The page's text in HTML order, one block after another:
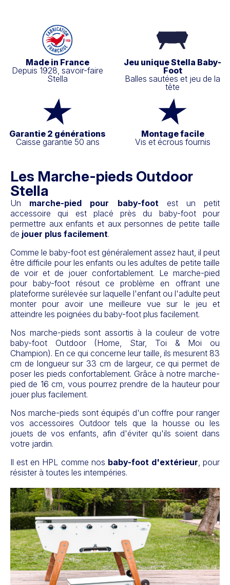
Made in France
Depuis 1928, savoir-faire
Stella
Jeu unique Stella Baby-
Foot
Balles sautées et jeu de la
tête
Garantie 2 générations
Caisse garantie 50 ans
Montage facile
Vis et écrous fournis
Les Marche-pieds Outdoor
Stella
Un marche-pied pour baby-footest un petit
accessoire qui est placé près du baby-foot pour
permettre aux enfants et aux personnes de petite taille
de jouer plus facilement.
Comme le baby-foot est généralement assez haut, il peut
être difficile pour les enfants ou les adultes de petite taille
de voir et de jouer confortablement. Le marche-pied
pour baby-foot résout ce problème en offrant une
plateforme surélevée sur laquelle l'enfant ou l'adulte peut
monter pour avoir une meilleure vue sur le jeu et
atteindre les poignées du baby-foot plus facilement.
Nos marche-pieds sont assortis à la couleur de votre
baby-foot Outdoor (Home, Star, Toi & Moi ou
Champion). En ce qui concerne leur taille, ils mesurent 83
cm de longueur sur 33 cm de largeur, ce qui permet de
poser les pieds confortablement. Grâce à notre marche-
pied de 16 cm, vous pourrez prendre de la hauteur pour
jouer plus facilement.
Nos marche-pieds sont équipés d'un coffre pour ranger
vos accessoires Outdoor tels que la housse ou les
jouets de vos enfants, afin d'éviter qu'ils soient dans
votre jardin.
Il est en HPL comme nos baby-foot d'extérieur, pour
résister à toutes les intempéries.